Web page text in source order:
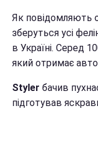
Як повідомляють
зберуться усі
в Україні. Серед
який отримає
Styler бачив
підготував